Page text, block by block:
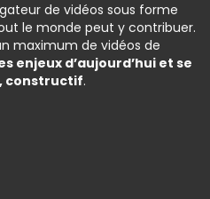
de vidéos sous forme
le monde peut y contribuer.
maximum de vidéos de
enjeux d’aujourd’hui et se
constructif.